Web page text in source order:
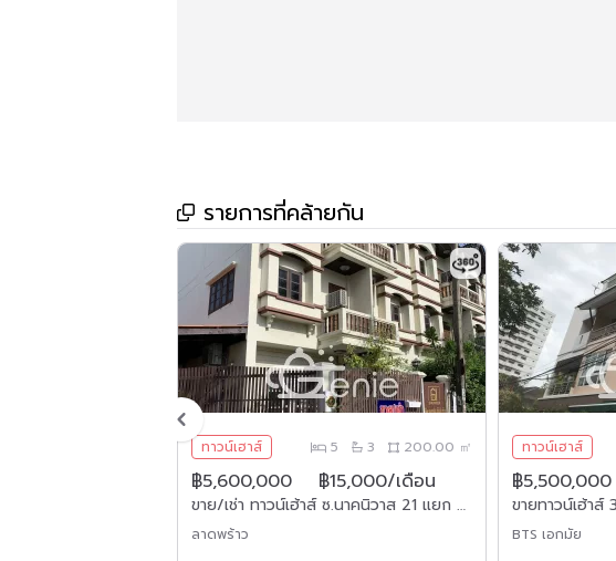
รายการที่คล้ายกัน
ทาวน์เฮาส์ 5 3 200.00 ㎡
฿5,600,000 ฿15,000/เดือน
ขาย/เช่า ทาวน์เฮ้าส์ ซ.นาคนิวาส 21 แยก 2 เขตลาดพร้าว สนใจติดต่อ 089-897-7564
ลาดพร้าว
ทาวน์เฮาส์
฿5,500,000
BTS เอกมัย